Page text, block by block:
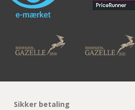
Sikker betaling